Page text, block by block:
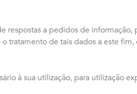
respostas a pedidos de
tratamento de tais dados a este
à sua utilização, para utilização